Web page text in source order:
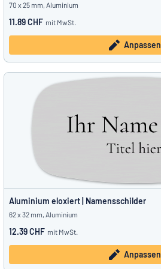
70 x 25 mm, Aluminium
11.89 CHF mit MwSt.
Anpassen
Aluminium eloxiert | Namensschilder
62 x 32 mm, Aluminium
12.39 CHF mit MwSt.
Anpassen